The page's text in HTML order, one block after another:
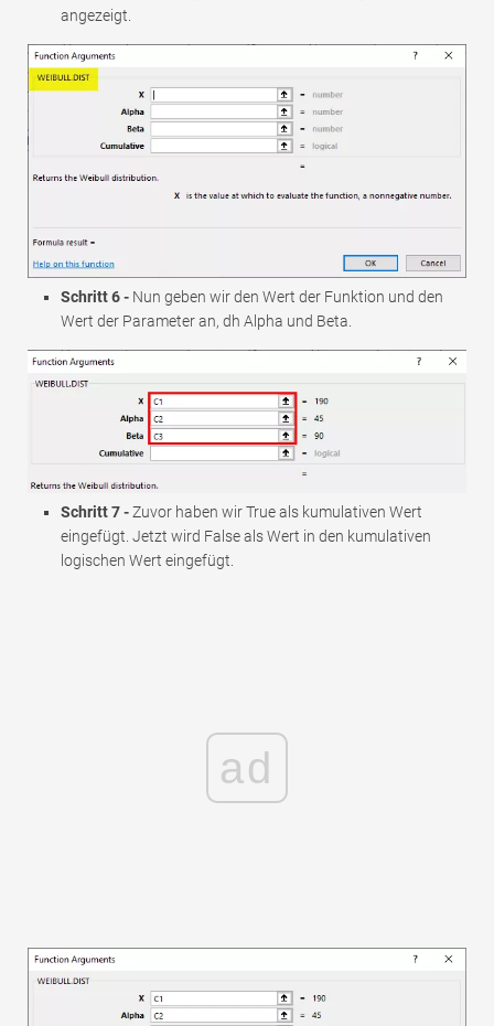
angezeigt.
Schritt 6 - Nun geben wir den Wert der Funktion und den
Wert der Parameter an, dh Alpha und Beta.
Schritt 7 -Zuvor haben wir True als kumulativen Wert
eingefügt. Jetzt wird False als Wert in den kumulativen
logischen Wert eingefügt.
ad